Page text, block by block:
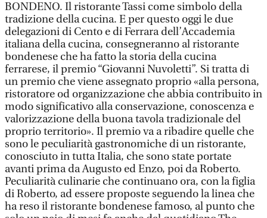
BONDENO. Il ristorante Tassi come simbolo della
tradizione della cucina. E per questo oggi le due
delegazioni di Cento e di Ferrara dell’Accademia
italiana della cucina, consegneranno al ristorante
bondenese che ha fatto la storia della cucina
ferrarese, il premio “Giovanni Nuvoletti”. Si tratta di
un premio che viene assegnato proprio «alla persona,
ristoratore od organizzazione che abbia contribuito in
modo significativo alla conservazione, conoscenza e
valorizzazione della buona tavola tradizionale del
proprio territorio». Il premio va a ribadire quelle che
sono le peculiarità gastronomiche di un ristorante,
conosciuto in tutta Italia, che sono state portate
avanti prima da Augusto ed Enzo, poi da Roberto.
Peculiarità culinarie che continuano ora, con la figlia
di Roberto, ad essere proposte seguendo la linea che
ha reso il ristorante bondenese famoso, al punto che